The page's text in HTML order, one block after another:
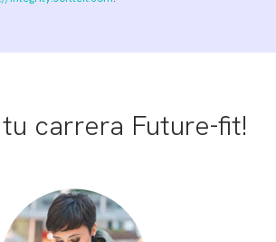
tu carrera Future-fit!